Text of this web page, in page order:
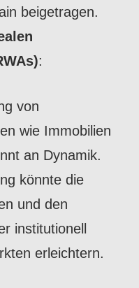
beigetragen.
:
von
wie Immobilien
an Dynamik.
könnte die
und den
institutionell
erleichtern.